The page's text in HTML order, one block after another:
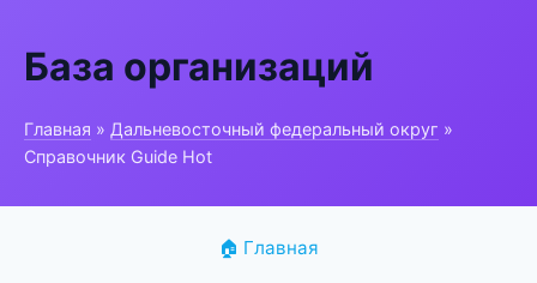
База организаций
Главная » Дальневосточный федеральный округ »
Справочник Guide Hot
🏠 Главная